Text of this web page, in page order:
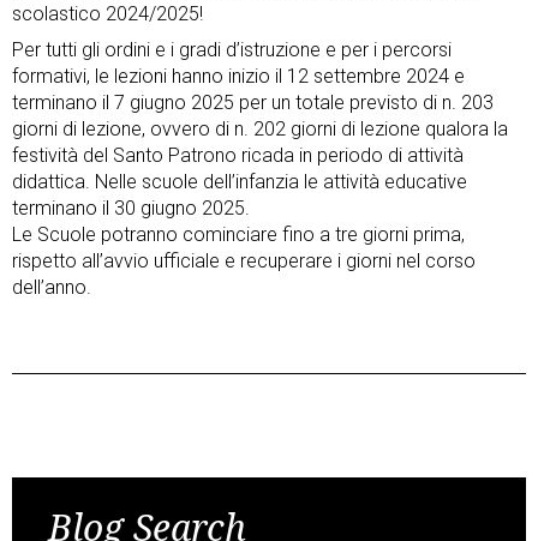
scolastico 2024/2025!
Per tutti gli ordini e i gradi d’istruzione e per i percorsi
formativi, le lezioni hanno inizio il 12 settembre 2024 e
terminano il 7 giugno 2025 per un totale previsto di n. 203
giorni di lezione, ovvero di n. 202 giorni di lezione qualora la
festività del Santo Patrono ricada in periodo di attività
didattica. Nelle scuole dell’infanzia le attività educative
terminano il 30 giugno 2025.
Le Scuole potranno cominciare fino a tre giorni prima,
rispetto all’avvio ufficiale e recuperare i giorni nel corso
dell’anno.
navigation
Blog Search